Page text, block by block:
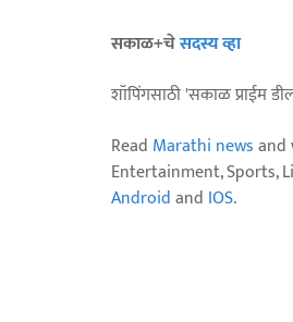
सकाळ+चेसदस्य व्हा
शॉपिंगसाठी 'सकाळ प्राईम
Read Marathi newsand
Entertainment, Sports,
Androidand IOS.